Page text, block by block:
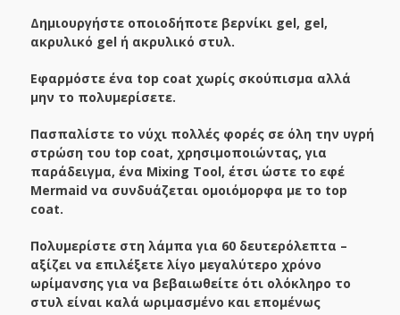
Δημιουργήστε οποιοδήποτε βερνίκι gel, gel,
ακρυλικό gel ή ακρυλικό στυλ.
Εφαρμόστε ένα top coat χωρίς σκούπισμα αλλά
μην το πολυμερίσετε.
Πασπαλίστε το νύχι πολλές φορές σε όλη την υγρή
στρώση του top coat, χρησιμοποιώντας, για
παράδειγμα, ένα Mixing Tool, έτσι ώστε το εφέ
Mermaid να συνδυάζεται ομοιόμορφα με το top
coat.
Πολυμερίστε στη λάμπα για 60 δευτερόλεπτα –
αξίζει να επιλέξετε λίγο μεγαλύτερο χρόνο
ωρίμανσης για να βεβαιωθείτε ότι ολόκληρο το
στυλ είναι καλά ωριμασμένο και επομένως